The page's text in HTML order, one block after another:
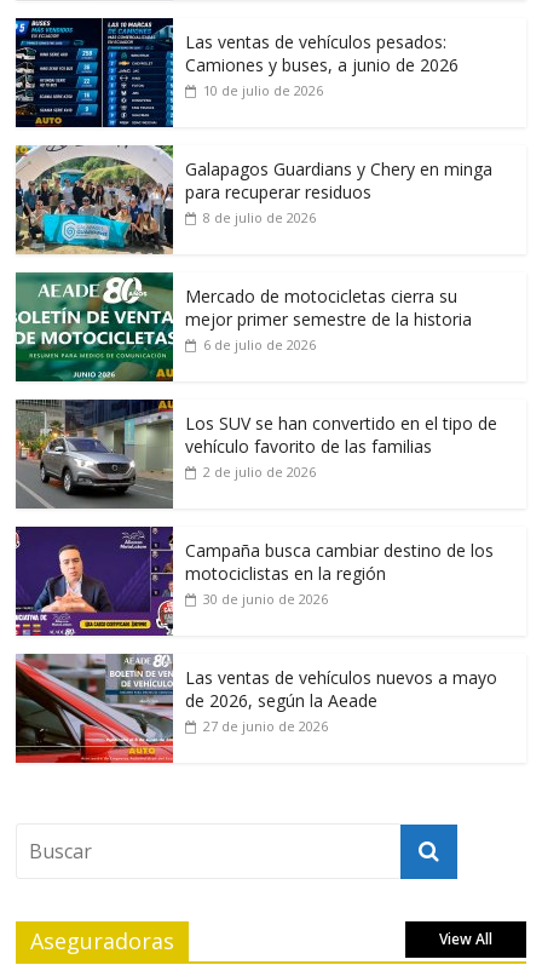
Las ventas de vehículos pesados:
Camiones y buses, a junio de 2026
10 de julio de 2026
Galapagos Guardians y Chery en minga
para recuperar residuos
8 de julio de 2026
Mercado de motocicletas cierra su
mejor primer semestre de la historia
6 de julio de 2026
Los SUV se han convertido en el tipo de
vehículo favorito de las familias
2 de julio de 2026
Campaña busca cambiar destino de los
motociclistas en la región
30 de junio de 2026
Las ventas de vehículos nuevos a mayo
de 2026, según la Aeade
27 de junio de 2026
Aseguradoras View All